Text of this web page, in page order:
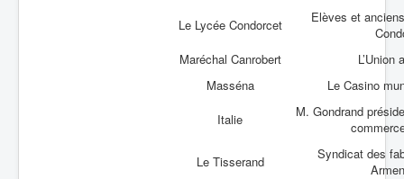
Le Lycée Condorcet
Elèves et
Maréchal Canrobert
L’Union
Masséna
Le Casino
Italie
M. Gondrand
Le Tisserand
Syndicat des